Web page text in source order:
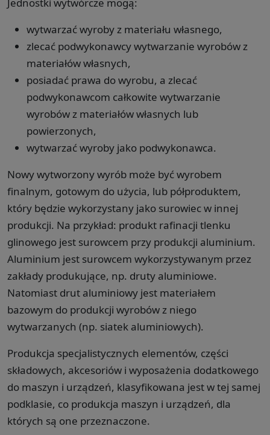
wytwarzać wyroby z materiału własnego,
zlecać podwykonawcy wytwarzanie wyrobów z
materiałów własnych,
posiadać prawa do wyrobu, a zlecać
podwykonawcom całkowite wytwarzanie
wyrobów z materiałów własnych lub
powierzonych,
wytwarzać wyroby jako podwykonawca.
Nowy wytworzony wyrób może być wyrobem
finalnym, gotowym do użycia, lub półproduktem,
który będzie wykorzystany jako surowiec w innej
produkcji. Na przykład: produkt rafinacji tlenku
glinowego jest surowcem przy produkcji aluminium.
Aluminium jest surowcem wykorzystywanym przez
zakłady produkujące, np. druty aluminiowe.
Natomiast drut aluminiowy jest materiałem
bazowym do produkcji wyrobów z niego
wytwarzanych (np. siatek aluminiowych).
Produkcja specjalistycznych elementów, części
składowych, akcesoriów i wyposażenia dodatkowego
do maszyn i urządzeń, klasyfikowana jest w tej samej
podklasie, co produkcja maszyn i urządzeń, dla
których są one przeznaczone.